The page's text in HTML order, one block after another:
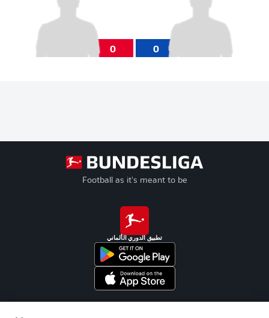
0
0
Football as it's meant to be
تطبيق الدوري الألماني